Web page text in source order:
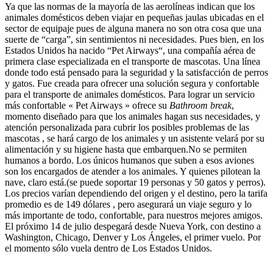
Ya que las normas de la mayoría de las aerolíneas indican que los
animales domésticos deben viajar en pequeñas jaulas ubicadas en el
sector de equipaje pues de alguna manera no son otra cosa que una
suerte de “carga”, sin sentimientos ni necesidades. Pues bien, en los
Estados Unidos ha nacido “Pet Airways“, una compañía aérea de
primera clase especializada en el transporte de mascotas. Una línea
donde todo está pensado para la seguridad y la satisfacción de perros
y gatos. Fue creada para ofrecer una solución segura y confortable
para el transporte de animales domésticos. Para lograr un servicio
más confortable « Pet Airways » ofrece su Bathroom break,
momento diseñado para que los animales hagan sus necesidades, y
atención personalizada para cubrir los posibles problemas de las
mascotas , se hará cargo de los animales y un asistente velará por su
alimentación y su higiene hasta que embarquen.No se permiten
humanos a bordo. Los únicos humanos que suben a esos aviones
son los encargados de atender a los animales. Y quienes pilotean la
nave, claro está.(se puede soportar 19 personas y 50 gatos y perros).
Los precios varían dependiendo del origen y el destino, pero la tarifa
promedio es de 149 dólares , pero asegurará un viaje seguro y lo
más importante de todo, confortable, para nuestros mejores amigos.
El próximo 14 de julio despegará desde Nueva York, con destino a
Washington, Chicago, Denver y Los Ángeles, el primer vuelo. Por
el momento sólo vuela dentro de Los Estados Unidos.